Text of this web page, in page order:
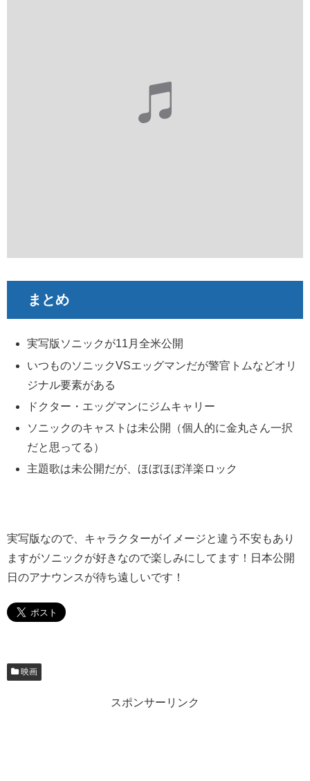
まとめ
実写版ソニックが11月全米公開
いつものソニックVSエッグマンだが警官トムなどオリ
ジナル要素がある
ドクター・エッグマンにジムキャリー
ソニックのキャストは未公開（個人的に金丸さん一択
だと思ってる）
主題歌は未公開だが、ほぼほぼ洋楽ロック
実写版なので、キャラクターがイメージと違う不安もあり
ますがソニックが好きなので楽しみにしてます！日本公開
日のアナウンスが待ち遠しいです！
映画
スポンサーリンク